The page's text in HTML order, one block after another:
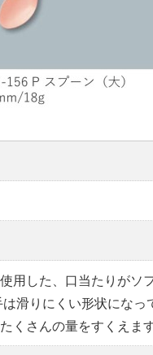
用した、口当たりがソ
滑りにくい形状になっ
くさんの量をすくえます